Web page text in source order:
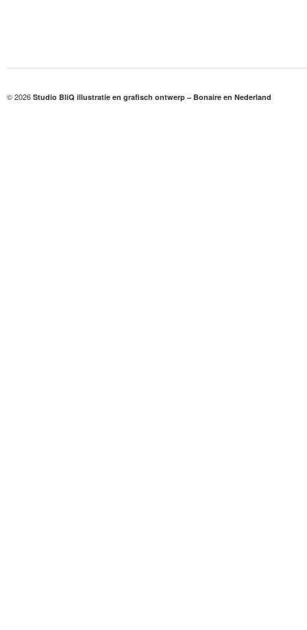
© 2026 Studio BliQ illustratie en grafisch ontwerp – Bonaire en Nederland